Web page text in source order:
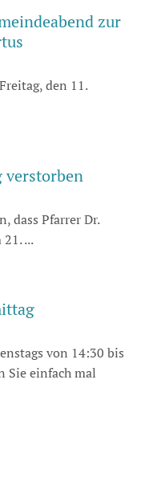
zur
den 11.
verstorben
dass Pfarrer Dr.
...
von 14:30 bis
Sie einfach mal